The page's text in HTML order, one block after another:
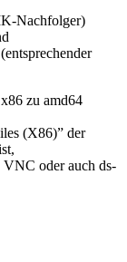
Nachfolger)
zu amd64
(X86)” der
VNC oder auch ds-